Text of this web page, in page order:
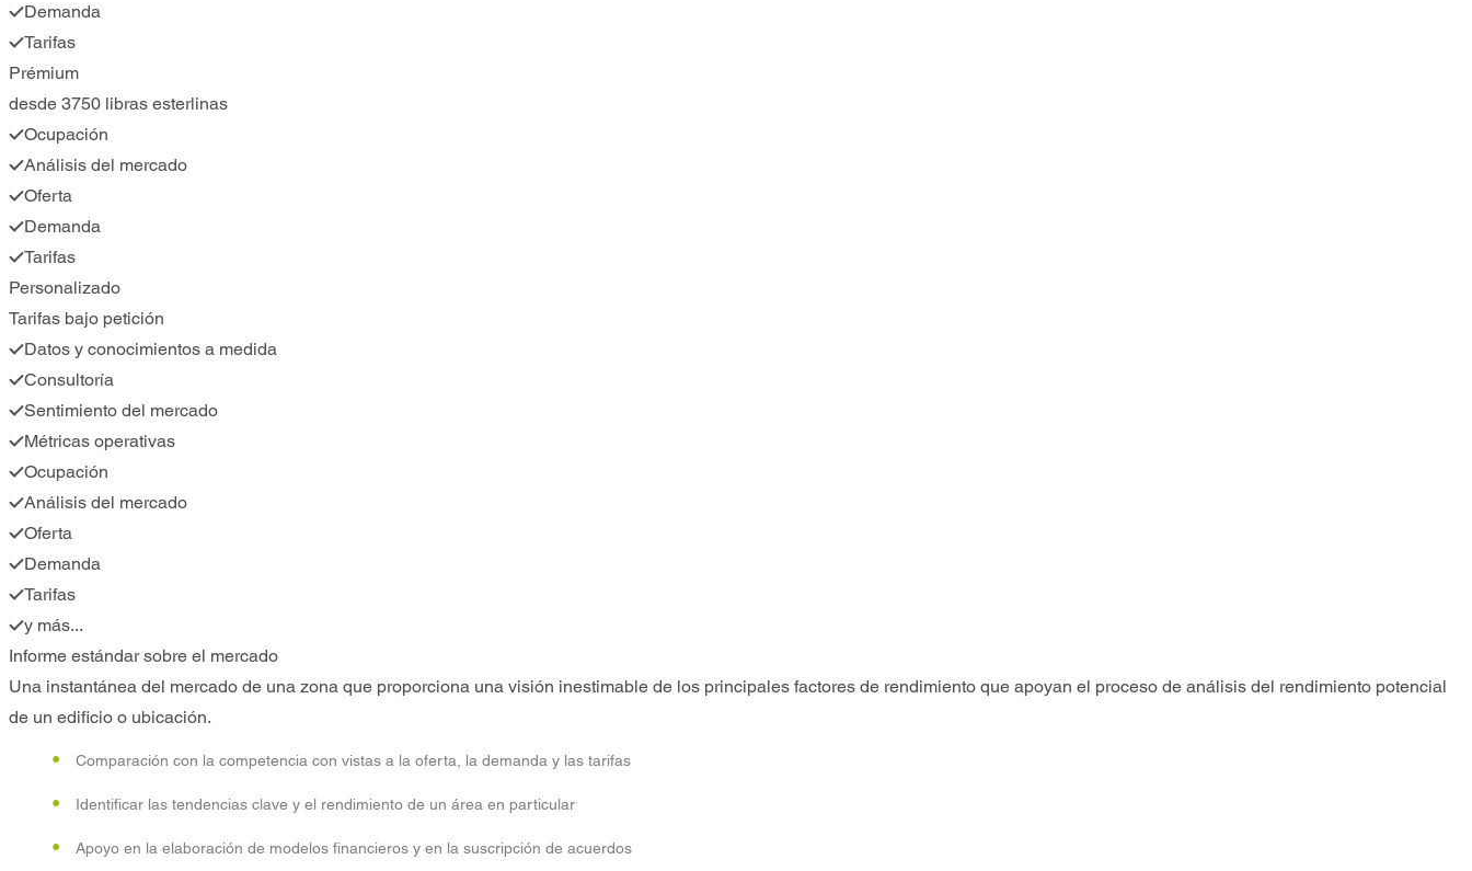
Demanda
Tarifas
Prémium
desde 3750 libras esterlinas
Ocupación
Análisis del mercado
Oferta
Demanda
Tarifas
Personalizado
Tarifas bajo petición
Datos y conocimientos a medida
Consultoría
Sentimiento del mercado
Métricas operativas
Ocupación
Análisis del mercado
Oferta
Demanda
Tarifas
y más...
Informe estándar sobre el mercado
Una instantánea del mercado de una zona que proporciona una visión inestimable de los principales factores de rendimiento que apoyan el proceso de análisis del rendimiento potencial
de un edificio o ubicación.
Comparación con la competencia con vistas a la oferta, la demanda y las tarifas
Identificar las tendencias clave y el rendimiento de un área en particular
Apoyo en la elaboración de modelos financieros y en la suscripción de acuerdos